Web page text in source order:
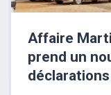
Affaire
prend un